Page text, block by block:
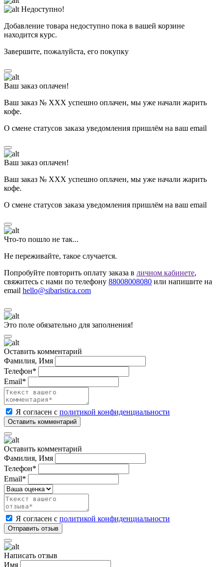
Недоступно!
Добавление товара недоступно пока в вашей корзине
находится курс.
Завершите, пожалуйста, его покупку
Ваш заказ оплачен!
Ваш заказ № ХХХ успешно оплачен, мы уже начали жарить
кофе.
О смене статусов заказа уведомления пришлём на ваш email
Ваш заказ оплачен!
Ваш заказ № ХХХ успешно оплачен, мы уже начали жарить
кофе.
О смене статусов заказа уведомления пришлём на ваш email
Что-то пошло не так...
Не переживайте, такое случается.
Попробуйте повторить оплату заказа в личном кабинете,
свяжитесь с нами по телефону 88008008080 или напишите на
email hello@sibaristica.com
Это поле обязательно для заполнения!
Оставить комментарий
Фамилия, Имя
Телефон*
Email*
Я согласен с политикой конфиденциальности
Оставить комментарий
Фамилия, Имя
Телефон*
Email*
Я согласен с политикой конфиденциальности
Написать отзыв
Имя